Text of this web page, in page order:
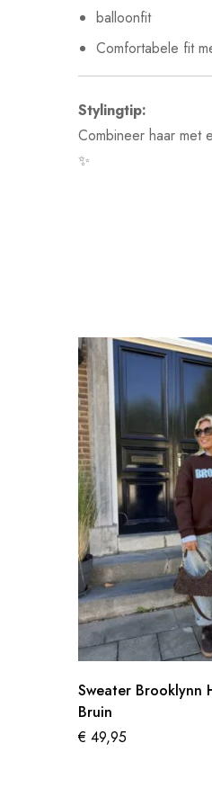
balloonfit
Comfortabele fit
Stylingtip:
Combineer haar met
✨
Sweater Brooklynn
Bruin
€ 49,95